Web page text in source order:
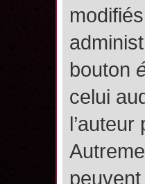
bouton
celui